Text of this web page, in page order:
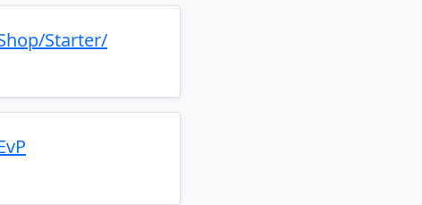
Starter/